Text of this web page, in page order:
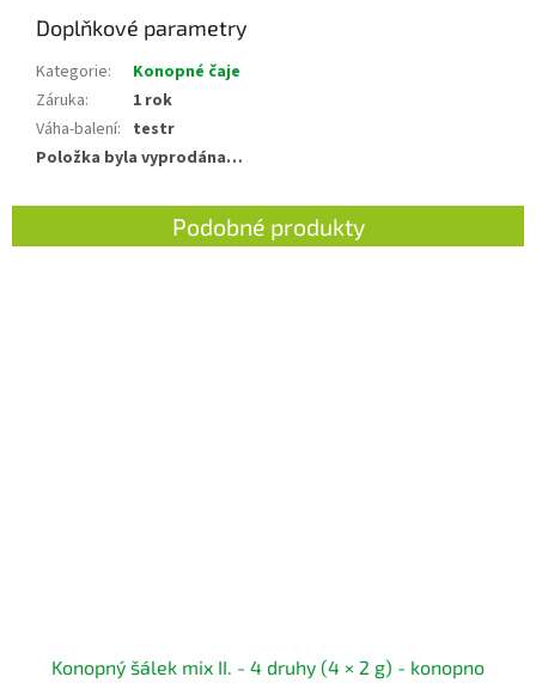
Doplňkové parametry
Kategorie:
Konopné čaje
Záruka:
1 rok
Váha-balení: testr
Položka byla vyprodána…
Konopný šálek mix II. - 4 druhy (4 × 2 g) - konopno